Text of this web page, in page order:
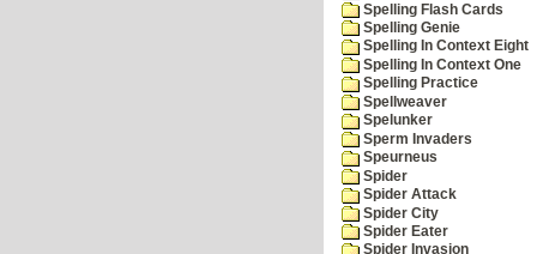
Spelling Flash Cards
Spelling Genie
Spelling In Context Eight
Spelling In Context One
Spelling Practice
Spellweaver
Spelunker
Sperm Invaders
Speurneus
Spider
Spider Attack
Spider City
Spider Eater
Spider Invasion